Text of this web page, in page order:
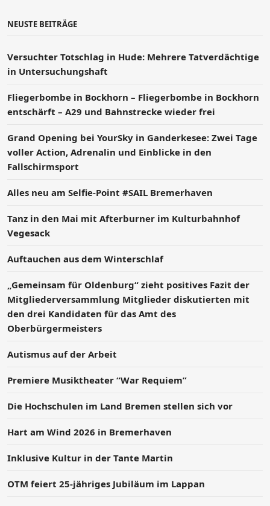
NEUSTE BEITRÄGE
Versucht­er Totschlag in Hude: Mehrere Tatverdächtige
in Untersuchungshaft
Fliegerbombe in Bockhorn – Fliegerbombe in Bockhorn
entschärft – A29 und Bahnstrecke wieder frei
Grand Opening bei YourSky in Ganderkesee: Zwei Tage
voller Action, Adrenalin und Einblicke in den
Fallschirmsport
Alles neu am Selfie-Point #SAIL Bremerhaven
Tanz in den Mai mit Afterburner im Kulturbahnhof
Vegesack
Auftauchen aus dem Winterschlaf
„Gemeinsam für Oldenburg“ zieht positives Fazit der
Mitgliederversammlung Mitglieder diskutierten mit
den drei Kandidaten für das Amt des
Oberbürgermeisters
Autismus auf der Arbeit
Premiere Musiktheater “War Requiem”
Die Hochschulen im Land Bremen stellen sich vor
Hart am Wind 2026 in Bremerhaven
Inklusive Kultur in der Tante Martin
OTM feiert 25-jähriges Jubiläum im Lappan